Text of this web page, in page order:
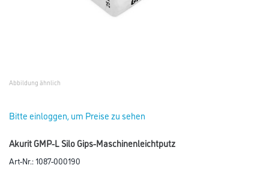
Abbildung ähnlich
Bitte einloggen, um Preise zu sehen
Akurit GMP-L Silo Gips-Maschinenleichtputz
Art-Nr.:1087-000190